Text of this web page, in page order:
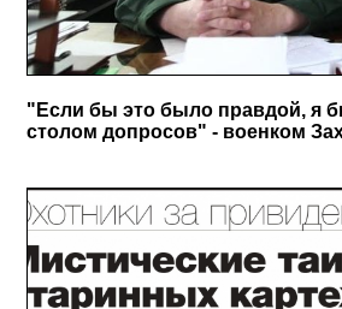
"Если бы это было правдой, я
столом допросов" - военком